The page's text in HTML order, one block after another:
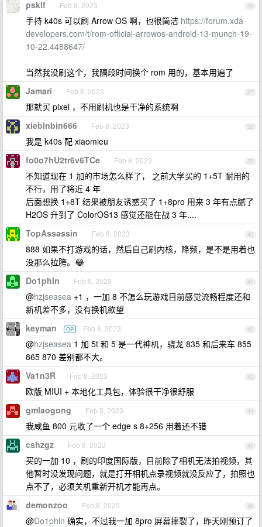
36
psklf Feb 8, 2023
手持 k40s 可以刷 Arrow OS 啊，也很简洁 https://forum.xda-
developers.com/t/rom-official-arrowos-android-13-munch-19-
10-22.4488647/
当然我没刷这个，我隔段时间换个 rom 用的，基本用遍了
37
Jamari Feb 8, 2023
那就买 pixel ，不用刷机也是干净的系统啊
38
xiebinbin666 Feb 8, 2023
我是 k40s 配 xiaomieu
39
fo0o7hU2tr6v6TCe Feb 8, 2023
不知道现在 1 加的市场怎么样了， 之前大学买的 1+5T 耐用的
不行，用了将近 4 年
后面想换 1+8T 结果被朋友诱惑买了 1+8pro 用来 3 年有点腻了
H2OS 升到了 ColorOS13 感觉还能在战 3 年....
40
TopAssassin Feb 8, 2023
888 如果不打游戏的话，然后自己刷内核，降频，是不是用着也
没那么拉胯。😂
41
Do1phln Feb 8, 2023
@hzjseasea +1 ，一加 8 不怎么玩游戏目前感觉流畅程度还和
新机差不多，没有换机欲望
42
keyman OP Feb 8, 2023
@hzjseasea 1 加 5t 和 5 是一代神机，骁龙 835 和后来车 855
865 870 差别都不大。
43
Va1n3R Feb 8, 2023
欧版 MIUI + 本地化工具包，体验很干净很舒服
44
gmlaogong Feb 8, 2023
我咸鱼 800 元收了一个 edge s 8+256 用着还不错
45
cshzgz Feb 8, 2023
买的一加 10 ，刷的印度国际版，目前除了相机无法拍视频，其
他暂时没发现问题，就是打开相机点录视频就没反应了，拍照也
点不了，必须关机重新开机才能再点。
46
demonzoo Feb 8, 2023
@Do1phln 确实，不过我一加 8pro 屏幕摔裂了，昨天刚预订了